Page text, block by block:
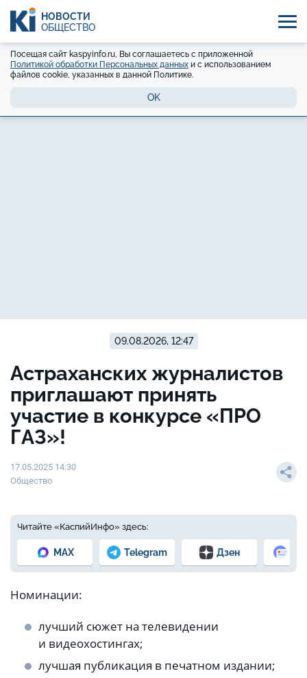
НОВОСТИ
ОБЩЕСТВО
Посещая сайт kaspyinfo.ru, Вы соглашаетесь с приложенной
Политикой обработки Персональных данных и с использованием
файлов cookie, указанных в данной Политике.
OK
09.08.2026, 12:47
Астраханских журналистов
приглашают принять
участие в конкурсе «ПРО
ГАЗ»!
17.05.2025 14:30
Общество
Читайте «КаспийИнфо» здесь:
MAX Telegram Дзен
Номинации:
лучший сюжет на телевидении
и видеохостингах;
лучшая публикация в печатном издании;